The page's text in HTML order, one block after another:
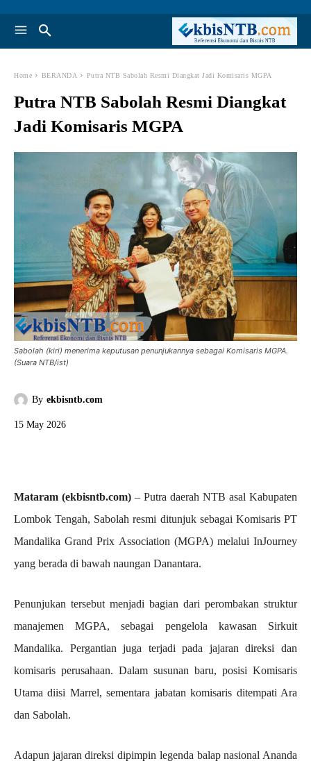
Home BERANDA Putra NTB Sabolah Resmi Diangkat Jadi Komisaris MGPA
Putra NTB Sabolah Resmi Diangkat
Jadi Komisaris MGPA
Sabolah (kiri) menerima keputusan penunjukannya sebagai Komisaris MGPA.
(Suara NTB/ist)
By ekbisntb.com
15 May 2026
Mataram (ekbisntb.com) – Putra daerah NTB asal Kabupaten
Lombok Tengah, Sabolah resmi ditunjuk sebagai Komisaris PT
Mandalika Grand Prix Association (MGPA) melalui InJourney
yang berada di bawah naungan Danantara.
Penunjukan tersebut menjadi bagian dari perombakan struktur
manajemen MGPA, sebagai pengelola kawasan Sirkuit
Mandalika. Pergantian juga terjadi pada jajaran direksi dan
komisaris perusahaan. Dalam susunan baru, posisi Komisaris
Utama diisi Marrel, sementara jabatan komisaris ditempati Ara
dan Sabolah.
Adapun jajaran direksi dipimpin legenda balap nasional Ananda